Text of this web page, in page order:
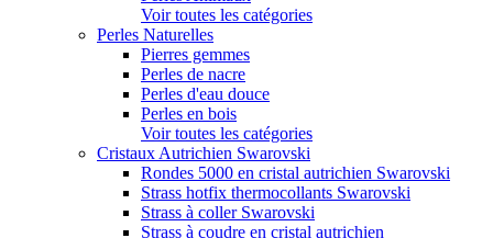
Voir toutes les catégories
Perles Naturelles
Pierres gemmes
Perles de nacre
Perles d'eau douce
Perles en bois
Voir toutes les catégories
Cristaux Autrichien Swarovski
Rondes 5000 en cristal autrichien Swarovski
Strass hotfix thermocollants Swarovski
Strass à coller Swarovski
Strass à coudre en cristal autrichien